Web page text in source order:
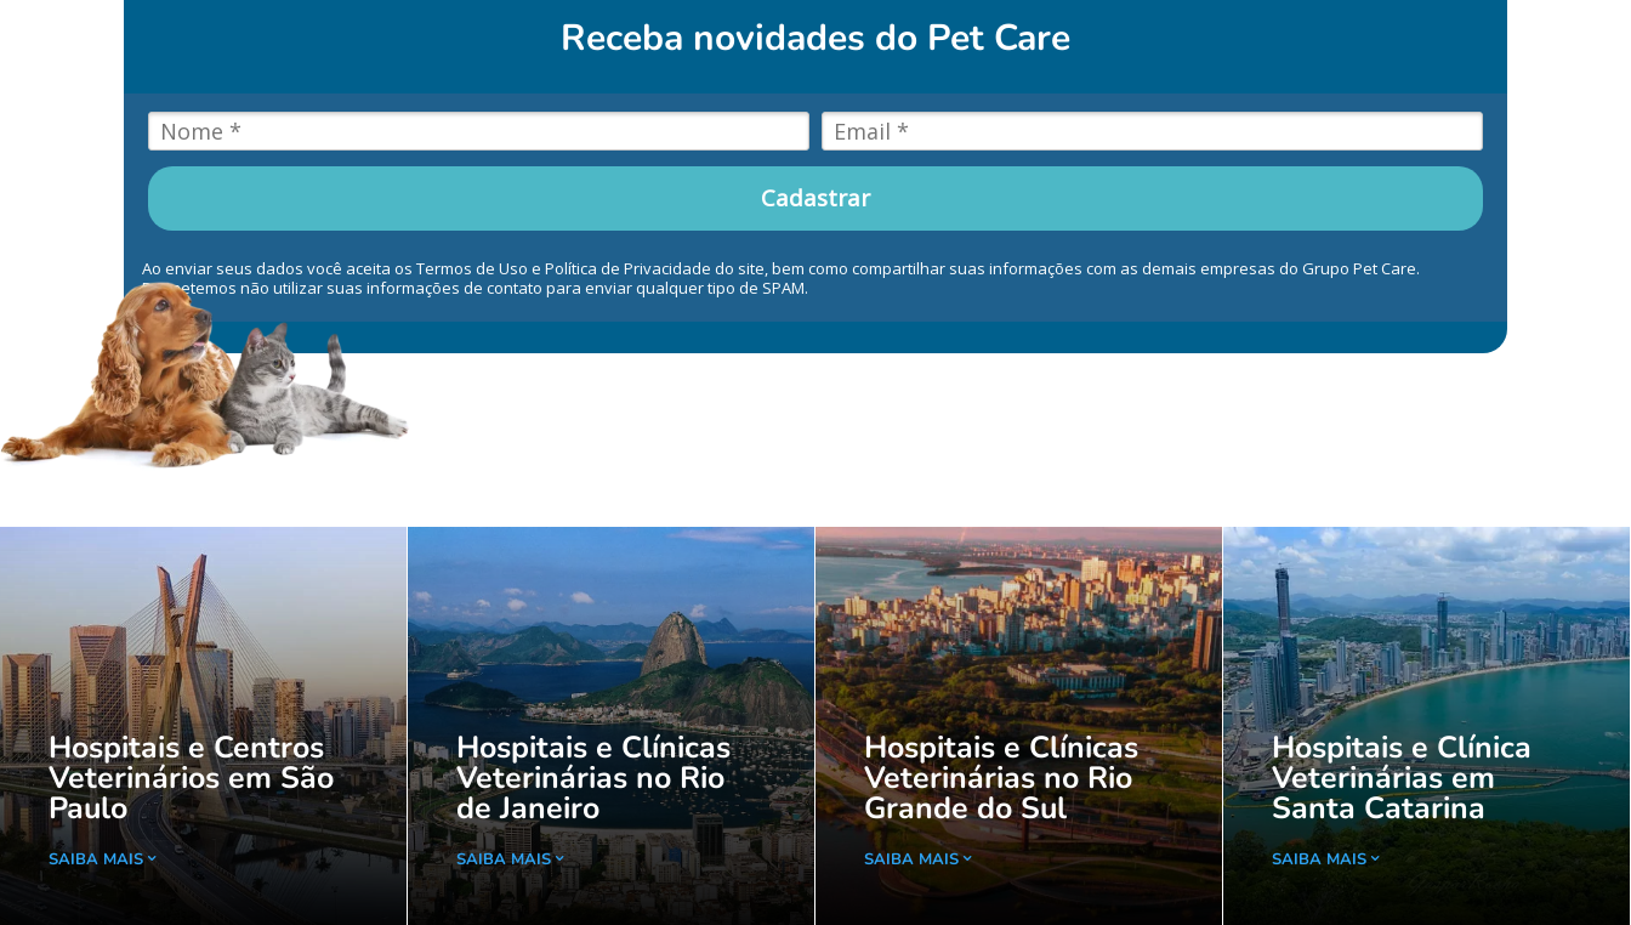
Receba novidades do Pet Care
Cadastrar
Ao enviar seus dados você aceita os Termos de Uso e Política de Privacidade do site, bem como compartilhar suas informações com as demais empresas do Grupo Pet Care.
Prometemos não utilizar suas informações de contato para enviar qualquer tipo de SPAM.
Hospitais e Centros
Veterinários em São
Paulo
SAIBA MAIS
Hospitais e Clínicas
Veterinárias no Rio
de Janeiro
SAIBA MAIS
Hospitais e Clínicas
Veterinárias no Rio
Grande do Sul
SAIBA MAIS
Hospitais e Clínica
Veterinárias em
Santa Catarina
SAIBA MAIS